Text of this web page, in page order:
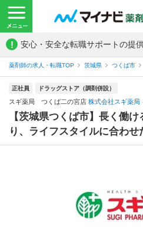
! 安心・安全な転職サポートの提
薬剤師の求人・転職TOP 茨城県 つくば市
正社員 ドラッグストア（調剤併設）
スギ薬局 つくば二の宮店 株式会社スギ薬局
【茨城県つくば市】長く働
り、ライフスタイルに合わせ